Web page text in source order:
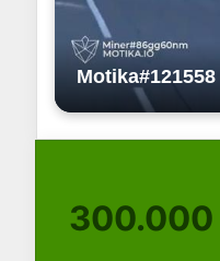
300.000